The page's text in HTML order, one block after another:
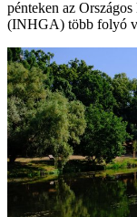
pénteken az
(INHGA) több folyó